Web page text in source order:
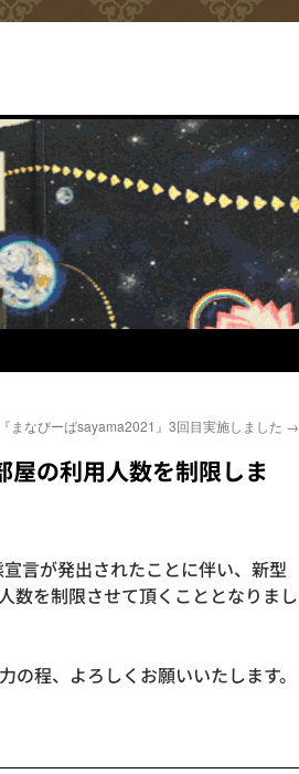
『まなびーばsayama2021』3回目実施しました →
の利用人数を制限しま
言が発出されたことに伴い、新型
数を制限させて頂くこととなりまし
程、よろしくお願いいたします。